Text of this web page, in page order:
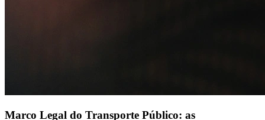
Marco Legal do Transporte Público: as